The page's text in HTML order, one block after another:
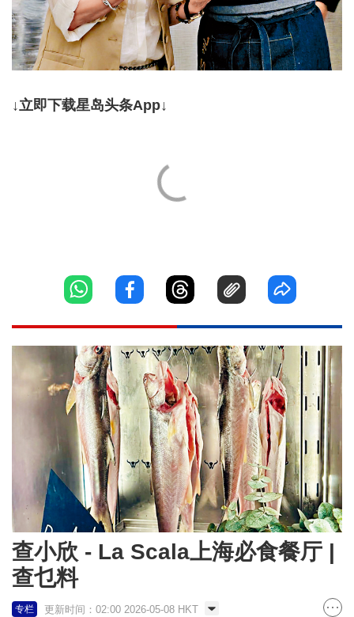
↓立即下载星岛头条App↓
查小欣 - La Scala上海必食餐厅 |
查乜料
专栏 更新时间：02:00 2026-05-08 HKT